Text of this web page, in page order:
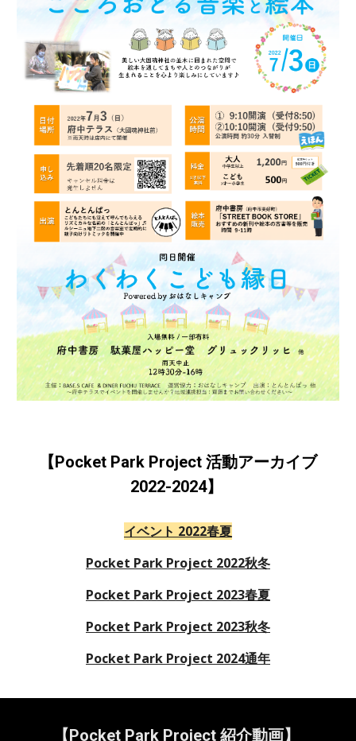
【Pocket Park Project 活動アーカイブ
2022-2024】
イベント 2022春夏
Pocket Park Project 2022秋冬
Pocket Park Project 2023春夏
Pocket Park Project 2023秋冬
Pocket Park Project 2024通年
【Pocket Park Project 紹介動画】